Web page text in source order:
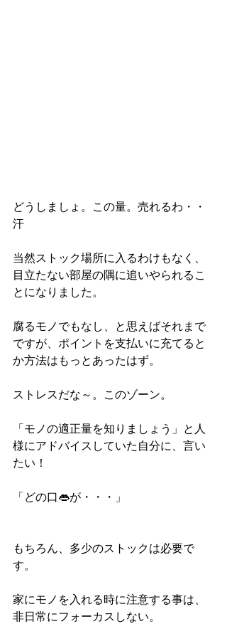
どうしましょ。この量。売れるわ・・
汗
当然ストック場所に入るわけもなく、
目立たない部屋の隅に追いやられるこ
とになりました。
腐るモノでもなし、と思えばそれまで
ですが、ポイントを支払いに充てると
か方法はもっとあったはず。
ストレスだな～。このゾーン。
「モノの適正量を知りましょう」と人
様にアドバイスしていた自分に、言い
たい！
「どの口👄が・・・」
もちろん、多少のストックは必要で
す。
家にモノを入れる時に注意する事は、
非日常にフォーカスしない。